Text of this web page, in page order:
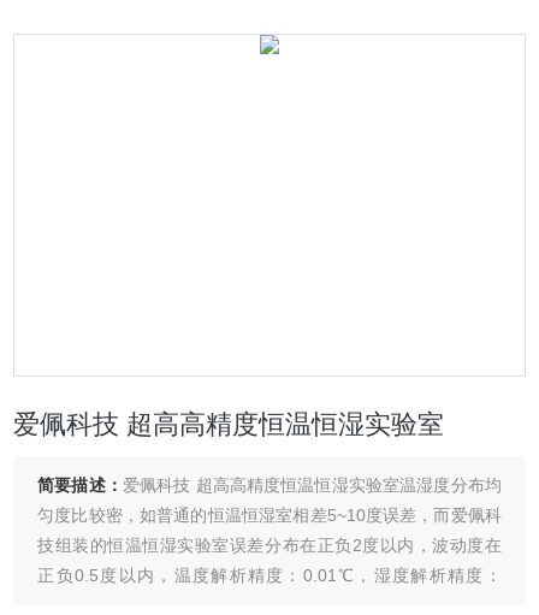
爱佩科技 超高高精度恒温恒湿实验室
简要描述： 爱佩科技 超高高精度恒温恒湿实验室温湿度分布均
匀度比较密，如普通的恒温恒湿室相差5~10度误差，而爱佩科
技组装的恒温恒湿实验室误差分布在正负2度以内，波动度在
正负0.5度以内，温度解析精度：0.01℃，湿度解析精度：